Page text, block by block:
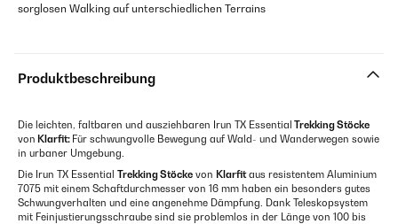
sorglosen Walking auf unterschiedlichen Terrains
Produktbeschreibung
Die leichten, faltbaren und ausziehbaren Irun TX Essential Trekking Stöcke
von Klarfit: Für schwungvolle Bewegung auf Wald- und Wanderwegen sowie
in urbaner Umgebung.
Die Irun TX Essential Trekking Stöcke von Klarfitaus resistentem Aluminium
7075 mit einem Schaftdurchmesser von 16 mm haben ein besonders gutes
Schwungverhalten und eine angenehme Dämpfung. Dank Teleskopsystem
mit Feinjustierungsschraube sind sie problemlos in der Länge von 100 bis